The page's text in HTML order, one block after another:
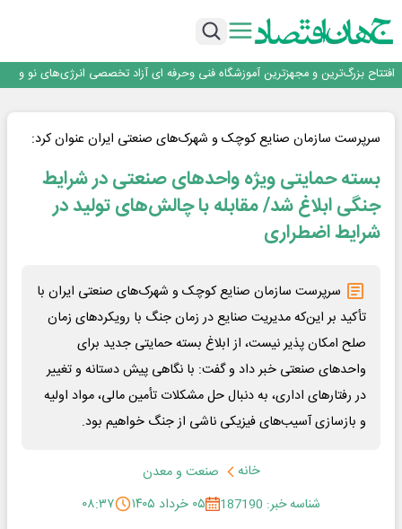
فولاد در تله قیمت‌گذاری دستوری
افتتاح بزرگ‌ترین و مجهزترین آموزشگاه فنی وحرفه ای آزاد تخصصی انرژی‌های نو و
تجدیدپذیر با حضور استاندار اصفهان
تداوم صعود مس در بازارهای جهانی؛ قیمت فلز سرخ از ۱۴هزار دلار در هر تن عبور کرد
فولاد در تله قیمت‌گذاری دستوری
سرپرست سازمان صنایع کوچک و شهرک‌های صنعتی ایران عنوان کرد:
بسته حمایتی ویژه واحدهای صنعتی در شرایط
جنگی ابلاغ شد/ مقابله با چالش‌های تولید در
شرایط اضطراری
سرپرست سازمان صنایع کوچک و شهرک‌های صنعتی ایران با
تأکید بر این‌که مدیریت صنایع در زمان جنگ با رویکردهای زمان
صلح امکان ‌پذیر نیست، از ابلاغ بسته حمایتی جدید برای
واحدهای صنعتی خبر داد و گفت: با نگاهی پیش‌ دستانه و تغییر
در رفتارهای اداری، به‌ دنبال حل مشکلات تأمین مالی، مواد اولیه
و بازسازی آسیب‌های فیزیکی ناشی از جنگ خواهیم بود.
خانه
صنعت و معدن
شناسه خبر: 187190
۰۵ خرداد ۱۴۰۵ ۰۸:۳۷